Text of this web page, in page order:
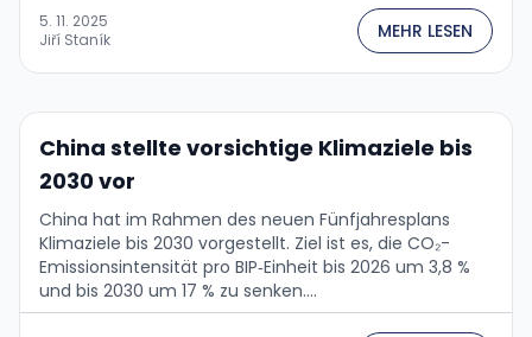
5. 11. 2025
Jiří Staník
MEHR LESEN
China stellte vorsichtige Klimaziele bis
2030 vor
China hat im Rahmen des neuen Fünfjahresplans
Klimaziele bis 2030 vorgestellt. Ziel ist es, die CO₂-
Emissionsintensität pro BIP‑Einheit bis 2026 um 3,8 %
und bis 2030 um 17 % zu senken....